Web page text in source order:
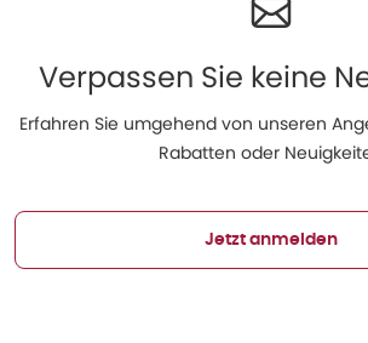
Verpassen Sie keine
Erfahren Sie umgehend von unseren
Rabatten oder
Jetzt anmelden